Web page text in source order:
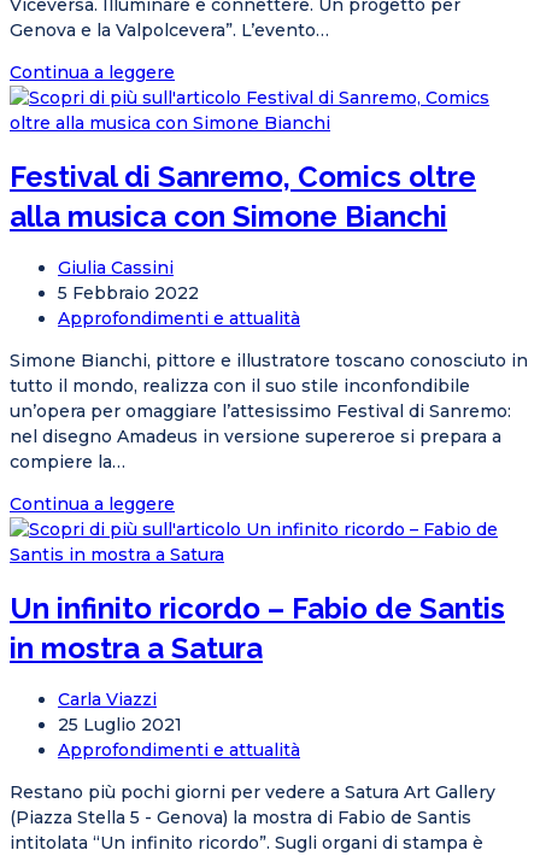
Viceversa. Illuminare e connettere. Un progetto per
Genova e la Valpolcevera”. L’evento…
Continua a leggere
Illuminare
e
Un
progetto
per
la
Valpolcevera
Festival di Sanremo, Comics oltre
alla musica con Simone Bianchi
Autore
dell'articolo:
Giulia Cassini
Articolo
pubblicato:
5 Febbraio 2022
Categoria
Approfondimenti e attualità
Simone Bianchi, pittore e illustratore toscano conosciuto in
tutto il mondo, realizza con il suo stile inconfondibile
un’opera per omaggiare l’attesissimo Festival di Sanremo:
nel disegno Amadeus in versione supereroe si prepara a
compiere la…
Continua a leggere
di
Sanremo,
oltre
alla
musica
Bianchi
Un infinito ricordo – Fabio de Santis
in mostra a Satura
Autore
dell'articolo:
Carla Viazzi
Articolo
pubblicato:
25 Luglio 2021
Categoria
Approfondimenti e attualità
Restano più pochi giorni per vedere a Satura Art Gallery
(Piazza Stella 5 - Genova) la mostra di Fabio de Santis
intitolata “Un infinito ricordo”. Sugli organi di stampa è